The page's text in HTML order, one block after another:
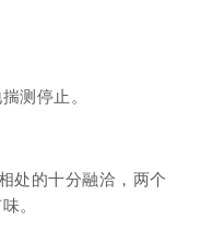
测停止。
处的十分融洽，两个
。